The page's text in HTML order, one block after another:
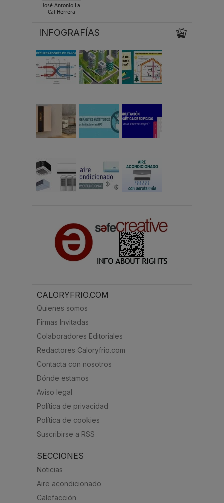
José Antonio La
Cal Herrera
INFOGRAFÍAS
CALORYFRIO.COM
Quienes somos
Firmas Invitadas
Colaboradores Editoriales
Redactores Caloryfrio.com
Contacta con nosotros
Dónde estamos
Aviso legal
Política de privacidad
Política de cookies
Suscribirse a RSS
SECCIONES
Noticias
Aire acondicionado
Calefacción